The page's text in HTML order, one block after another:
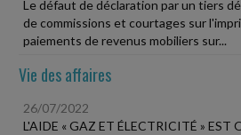
Le défaut de déclaration par un tiers
de commissions et courtages sur
paiements de revenus mobiliers sur...
Vie des affaires
26/07/2022
L'AIDE « GAZ ET ÉLECTRICITÉ » EST